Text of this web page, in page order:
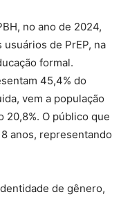
no ano de 2024,
de PrEP, na
formal.
45,4% do
vem a população
20,8%. O público que
anos, representando
de gênero,